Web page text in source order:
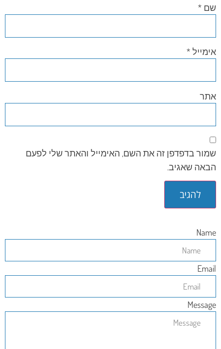
שם *
אימייל *
אתר
שמור בדפדפן זה את השם, האימייל והאתר שלי לפעם
הבאה שאגיב.
Name
Email
Message